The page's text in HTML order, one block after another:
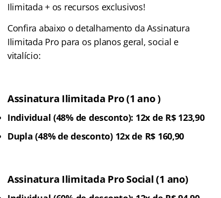
Ilimitada + os recursos exclusivos!
Confira abaixo o detalhamento da Assinatura
Ilimitada Pro para os planos geral, social e
vitalício:
Assinatura Ilimitada Pro (1 ano)
Individual (48% de desconto): 12x de R$ 123,90
Dupla (48% de desconto) 12x de R$ 160,90
Assinatura Ilimitada Pro Social (1 ano)